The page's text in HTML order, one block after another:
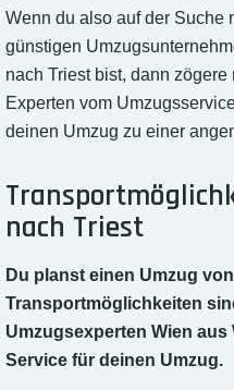
Wenn du also auf der Suche
günstigen
nach Triest bist, dann
Experten vom
deinen Umzug zu einer
nach Triest
Du planst einen Umzug
Transportmöglichkeiten
Umzugsexperten Wien
Service für deinen Umzug.